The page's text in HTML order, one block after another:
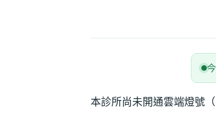
本診所尚未開通雲端燈號